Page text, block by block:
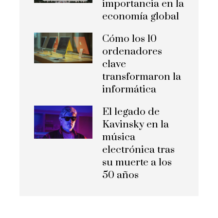
importancia en la
economía global
Cómo los 10
ordenadores
clave
transformaron la
informática
El legado de
Kavinsky en la
música
electrónica tras
su muerte a los
50 años